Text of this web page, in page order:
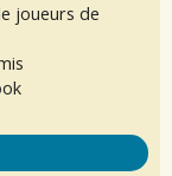
joueurs de